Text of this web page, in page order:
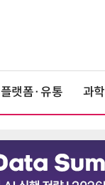
플랫폼·유통 과학